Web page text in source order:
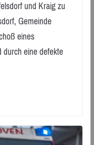
und Kraig zu
Gemeinde
eines
eine defekte